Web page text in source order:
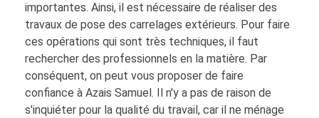
importantes. Ainsi, il est nécessaire de réaliser des
travaux de pose des carrelages extérieurs. Pour faire
ces opérations qui sont très techniques, il faut
rechercher des professionnels en la matière. Par
conséquent, on peut vous proposer de faire
confiance à Azais Samuel. Il n'y a pas de raison de
s'inquiéter pour la qualité du travail, car il ne ménage